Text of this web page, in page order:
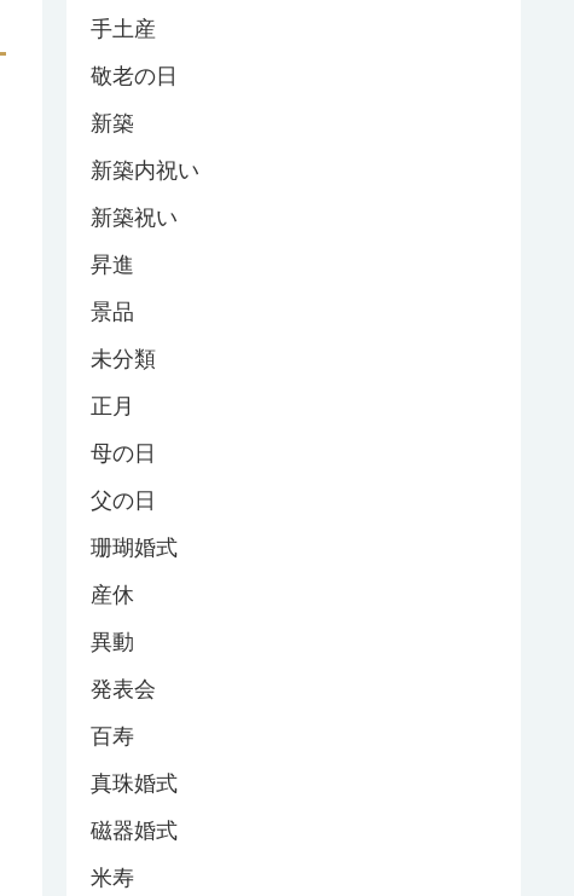
手土産
敬老の日
新築
新築内祝い
新築祝い
昇進
景品
未分類
正月
母の日
父の日
珊瑚婚式
産休
異動
発表会
百寿
真珠婚式
磁器婚式
米寿